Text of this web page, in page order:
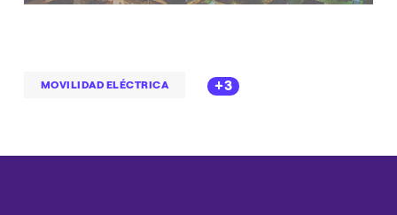
MOVILIDAD ELÉCTRICA +3